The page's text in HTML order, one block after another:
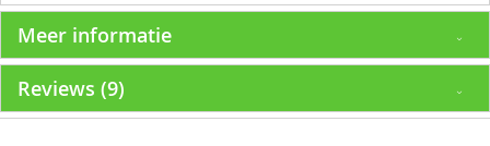
Meer informatie
Reviews 9